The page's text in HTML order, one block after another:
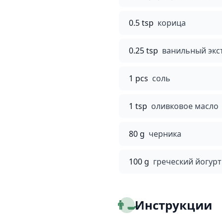
0.5 tsp корица
0.25 tsp ванильный
1 pcs соль
1 tsp оливковое масло
80 g черника
100 g греческий йогурт
👨‍🍳Инструкции